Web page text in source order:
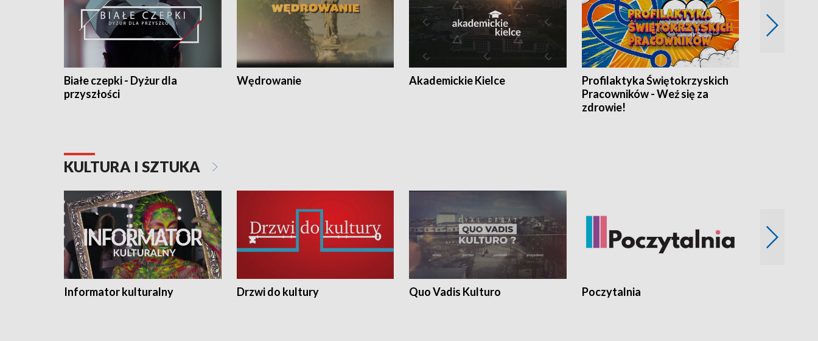
Białe czepki - Dyżur dla
przyszłości
Wędrowanie Akademickie Kielce
Profilaktyka Świętokrzyskich
Pracowników - Weź się za
zdrowie!
KULTURA I SZTUKA
Informator kulturalny Drzwi do kultury Quo Vadis Kulturo Poczytalnia